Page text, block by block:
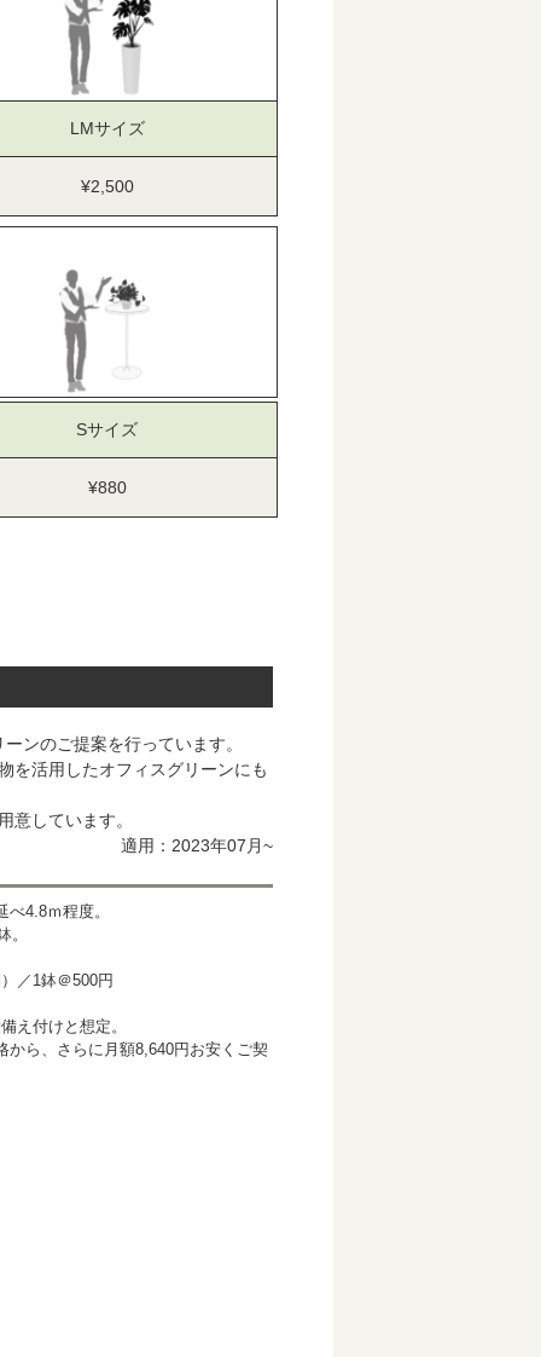
LMサイズ
¥2,500
Sサイズ
¥880
ンのご提案を行っています。
を活用したオフィスグリーンにも
意しています。
適用：2023年07月~
4.8ｍ程度。
。
／1鉢＠500円
え付けと想定。
ら、さらに月額8,640円お安くご契